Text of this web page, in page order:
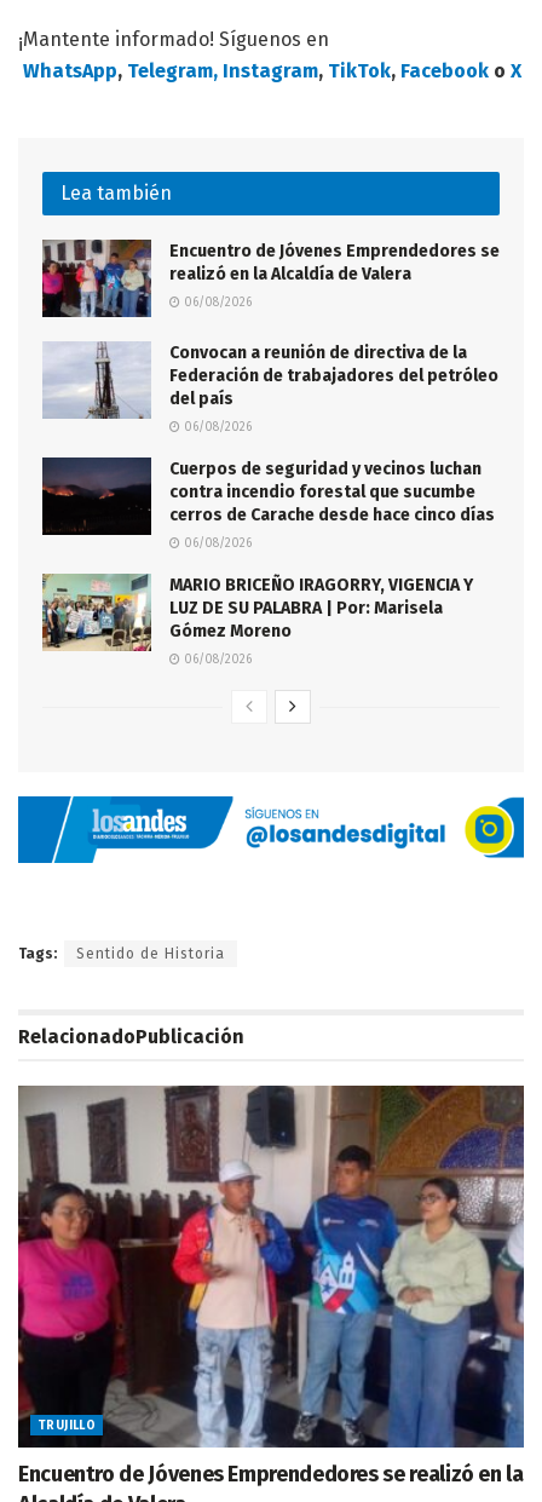
¡Mantente informado! Síguenos en
WhatsApp, Telegram, Instagram, TikTok, Facebook o X
Lea también
Encuentro de Jóvenes Emprendedores se
realizó en la Alcaldía de Valera
06/08/2026
Convocan a reunión de directiva de la
Federación de trabajadores del petróleo
del país
06/08/2026
Cuerpos de seguridad y vecinos luchan
contra incendio forestal que sucumbe
cerros de Carache desde hace cinco días
06/08/2026
MARIO BRICEÑO IRAGORRY, VIGENCIA Y
LUZ DE SU PALABRA | Por: Marisela
Gómez Moreno
06/08/2026
Tags: Sentido de Historia
RelacionadoPublicación
TRUJILLO
Encuentro de Jóvenes Emprendedores se realizó en la